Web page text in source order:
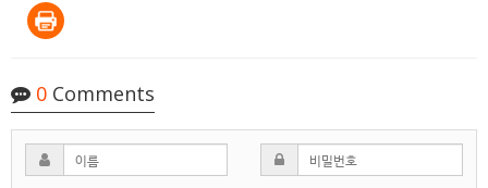
0 Comments